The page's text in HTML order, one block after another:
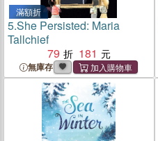
滿額折
5.She Persisted: Maria
Tallchief
79
181
無庫存